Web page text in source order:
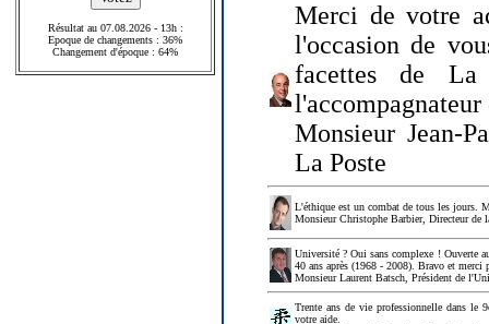
Résultat au 07.08.2026 - 13h :
Epoque de changements : 36%
Changement d'époque : 64%
Merci de votre
l'occasion de
facettes de
Monsieur Jean-
La Poste
L'éthique est un combat de tous les jours.
Monsieur Christophe Barbier, Directeur de
Université ? Oui sans complexe ! Ouverte
40 ans après (1968 - 2008). Bravo et merci
Monsieur Laurent Batsch, Président de
Trente ans de vie professionnelle dans le
votre aide.